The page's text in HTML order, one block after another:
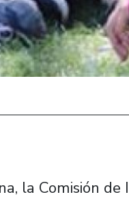
la Comisión